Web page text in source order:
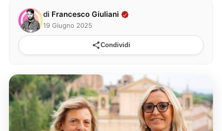
di Francesco Giuliani
19 Giugno 2025
Condividi